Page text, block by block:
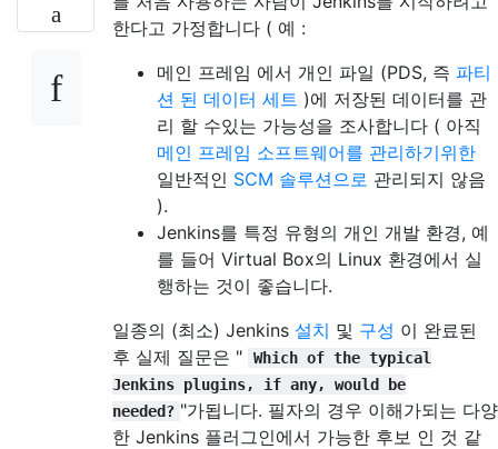
한다고 가정합니다 ( 예 :
메인 프레임 에서 개인 파일 (PDS, 즉 파티
션 된 데이터 세트 )에 저장된 데이터를 관
리 할 수있는 가능성을 조사합니다 ( 아직
메인 프레임 소프트웨어를 관리하기위한
일반적인 SCM 솔루션으로 관리되지 않음
).
Jenkins를 특정 유형의 개인 개발 환경, 예
를 들어 Virtual Box의 Linux 환경에서 실
행하는 것이 좋습니다.
일종의 (최소) Jenkins 설치 및 구성 이 완료된
후 실제 질문은 "
Which of the typical
Jenkins plugins, if any, would be
needed? "가됩니다. 필자의 경우 이해가되는 다양
한 Jenkins 플러그인에서 가능한 후보 인 것 같